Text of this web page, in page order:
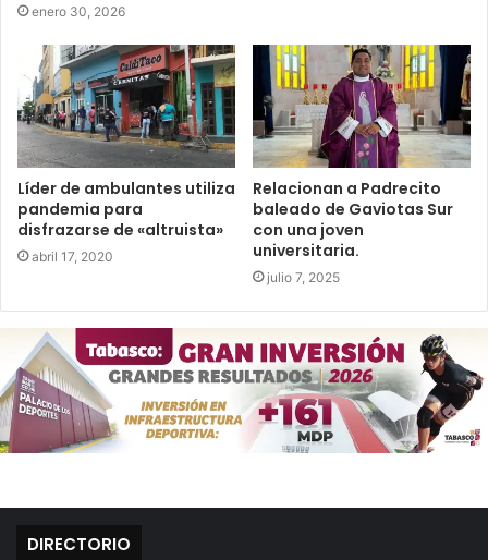
enero 30, 2026
Líder de ambulantes utiliza
pandemia para
disfrazarse de «altruista»
abril 17, 2020
Relacionan a Padrecito
baleado de Gaviotas Sur
con una joven
universitaria.
julio 7, 2025
DIRECTORIO